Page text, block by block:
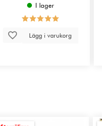
I lager
Lägg i varukorg